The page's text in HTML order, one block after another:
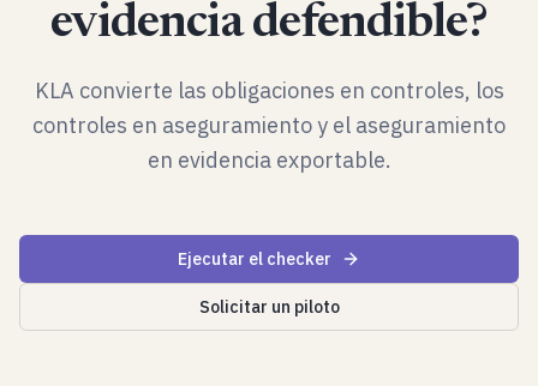
evidencia defendible?
KLA convierte las obligaciones en controles, los
controles en aseguramiento y el aseguramiento
en evidencia exportable.
Ejecutar el checker
Solicitar un piloto